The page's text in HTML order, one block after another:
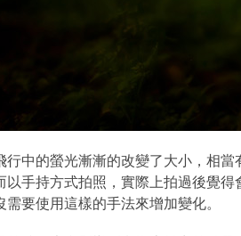
行中的螢光漸漸的改變了大小，相
以手持方式拍照，實際上拍過後覺
要使用這樣的手法來增加變化。